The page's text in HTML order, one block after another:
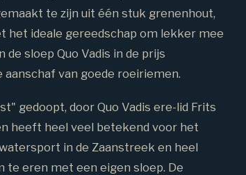
te zijn uit één stuk grenenhout,
het ideale gereedschap om lekker mee
de sloep Quo Vadis in de prijs
van goede roeiriemen.
gedoopt, door Quo Vadis ere-lid Frits
heeft heel veel betekend voor het
in de Zaanstreek en heel
te eren met een eigen sloep. De